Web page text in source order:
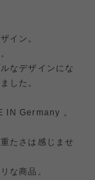
イン。
なデザインにな
した。
IN Germany 。
たさは感じませ
な商品。